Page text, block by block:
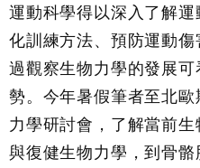
運動科學得以深入了解
化訓練方法、預防運動
過觀察生物力學的發展
勢。今年暑假筆者至北
力學研討會，了解當前
與復健生物力學，到骨